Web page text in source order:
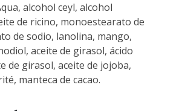
alcohol ceyl, alcohol
de ricino, monoestearato de
de sodio, lanolina, mango,
aceite de girasol, ácido
de girasol, aceite de jojoba,
manteca de cacao.